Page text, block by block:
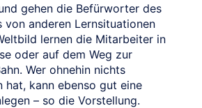
gehen die Befürworter des
von anderen Lernsituationen
lernen die Mitarbeiter in
oder auf dem Weg zur
Wer ohnehin nichts
hat, kann ebenso gut eine
– so die Vorstellung.